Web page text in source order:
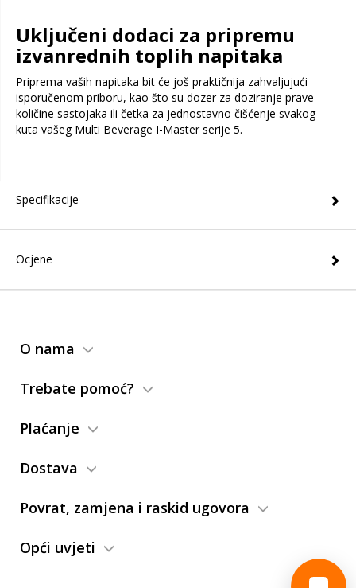
Uključeni dodaci za pripremu
izvanrednih toplih napitaka
Priprema vaših napitaka bit će još praktičnija zahvaljujući
isporučenom priboru, kao što su dozer za doziranje prave
količine sastojaka ili četka za jednostavno čišćenje svakog
kuta vašeg Multi Beverage I-Master serije 5.
Specifikacije
Ocjene
O nama
Trebate pomoć?
Plaćanje
Dostava
Povrat, zamjena i raskid ugovora
Opći uvjeti